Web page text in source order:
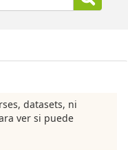
datasets, ni
ver si puede